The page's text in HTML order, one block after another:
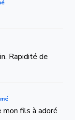
Rapidité de
mon fils à adoré